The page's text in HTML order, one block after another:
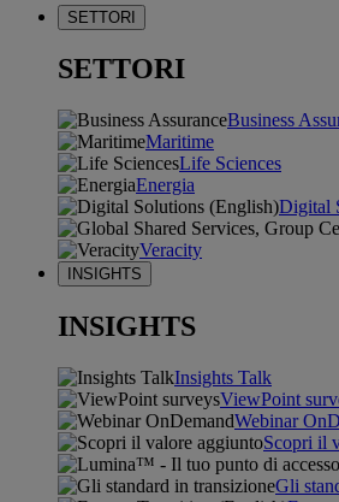
SETTORI
SETTORI
Business
Maritime
Life Sciences
Energia
Digital
Veracity
INSIGHTS
INSIGHTS
Insights Talk
ViewPoint
Webinar
Scopri il
Gli